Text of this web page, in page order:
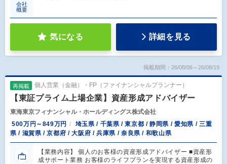
会社
概要
気になる 詳細を見る
掲載期間：26/08/06～26/08/19
再掲載 個人営業（金融）・FP（ファイナンシャルプランナー）
【東証プライム上場企業】資産形成アドバイザー
東海東京フィナンシャル・ホールディングス株式会社
500万円～849万円
埼玉県 / 千葉県 / 東京都 / 静岡県 / 愛知県 / 三重
県 / 滋賀県 / 京都府 / 大阪府 / 兵庫県 / 奈良県 / 和歌山県
【業務内容】 個人のお客様の資産形成アドバイザー ■資産形
成サポート業務 お客様のライフプランを実現する資産形成の